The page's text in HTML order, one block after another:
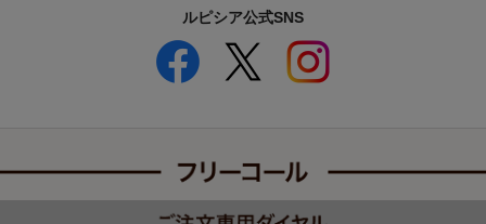
ルピシア公式SNS